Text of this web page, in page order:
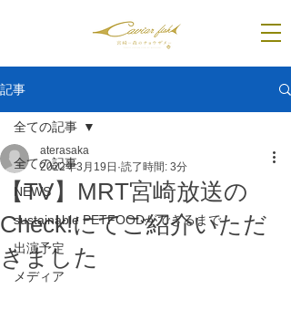
記事
全ての記事
NEWS
sustainable PETFOODができるまで
出演予定
メディア
全ての記事
【TV】MRT宮崎放送の
Check!にてご紹介いただ
きました
aterasaka
2022年3月19日 読了時間: 3分